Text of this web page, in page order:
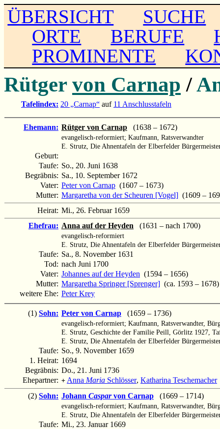
ÜBERSICHT
SUCHE
ORTE
BERUFE
PROMINENTE
Rütger von Carnap /
Tafelindex: 20 „Carnap“ auf 11 Anschlusstafeln
Ehemann: Rütger von Carnap (1638 – 1672)
evangelisch-reformiert; Kaufmann, Ratsverwandter
E. Strutz, Die Ahnentafeln der Elberfelder
Geburt:
Taufe: So., 20. Juni 1638
Begräbnis: Sa., 10. September 1672
Vater: Peter von Carnap (1607 – 1673)
Mutter: Margaretha von der Scheuren [Vogel] (1609 –
Heirat: Mi., 26. Februar 1659
Ehefrau: Anna auf der Heyden (1631 – nach 1700)
evangelisch-reformiert
E. Strutz, Die Ahnentafeln der Elberfelder
Taufe: Sa., 8. November 1631
Tod: nach Juni 1700
Vater: Johannes auf der Heyden (1594 – 1656)
Mutter: Margaretha Springer [Sprenger] (ca. 1593 – 1678)
weitere Ehe: Peter Krey
(1) Sohn: Peter von Carnap (1659 – 1736)
evangelisch-reformiert; Kaufmann, Ratsverwandter,
E. Strutz, Geschichte der Familie Peill, Görlitz 1927,
E. Strutz, Die Ahnentafeln der Elberfelder
Taufe: So., 9. November 1659
1. Heirat: 1694
Begräbnis: Do., 21. Juni 1736
Ehepartner: + Anna Maria Schlösser, Katharina Teschemacher
(2) Sohn: Johann Casparvon Carnap (1669 – 1714)
evangelisch-reformiert; Kaufmann, Ratsverwandter,
E. Strutz, Die Ahnentafeln der Elberfelder
Taufe: Mi., 23. Januar 1669